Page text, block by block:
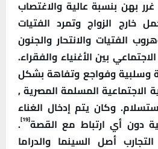
بهن بنسبة عالية والاغتصاب
خارج الزواج وتمرد الفتيات
الفتيات والانتحار والجنون
بين الأغنياء والفقراء.
وسلبية وفواجع وتفاهة بشكل
المسلمة المصرية ,
وكان يتم إدخال الغناء
دون أي ارتباط مع القصة[19]
.
أصل السينما والدراما